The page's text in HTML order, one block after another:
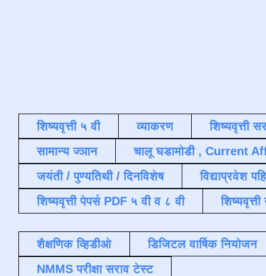
शिष्यवृत्ती ५ वी व्याकरण
शिष्यवृत्ती
सामान्य ज्ञान
चालू घडामोडी , Current
जयंती / पुण्यतिथी / दिनविशेष
विद्याप्रवेश
शिष्यवृत्ती पेपर्स PDF ५ वी व ८ वी
शैक्षणिक व्हिडीओ
डिजिटल वार्षिक नियोजन
NMMS परीक्षा सराव टेस्ट